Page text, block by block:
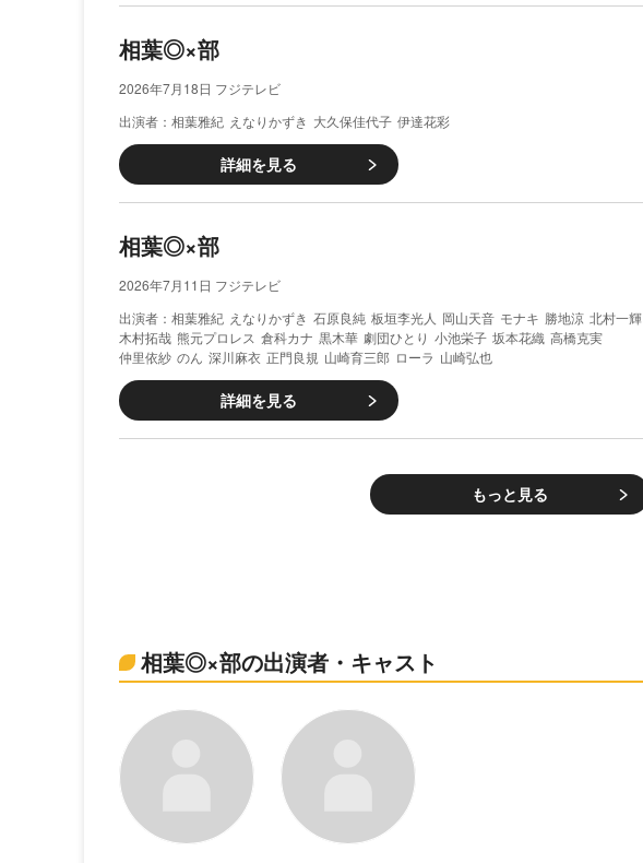
相葉◎×部
2026年7月18日 フジテレビ
相葉雅紀 えなりかずき 大久保佳代子 伊達花彩
詳細を見る
相葉◎×部
2026年7月11日 フジテレビ
相葉雅紀 えなりかずき 石原良純 板垣李光人 岡山天音 モナキ 勝地涼 北村一輝
木村拓哉 熊元プロレス 倉科カナ 黒木華 劇団ひとり 小池栄子 坂本花織 高橋克実
仲里依紗 のん 深川麻衣 正門良規 山崎育三郎 ローラ 山崎弘也
詳細を見る
もっと見る
相葉◎×部の出演者・キャスト